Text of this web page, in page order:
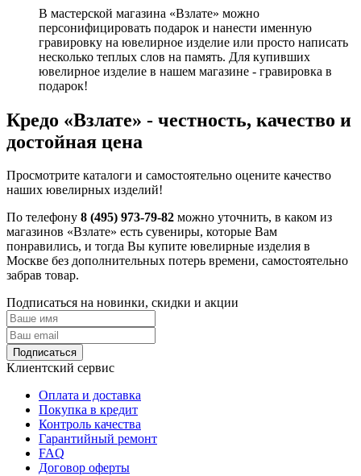
В мастерской магазина «Взлате» можно
персонифицировать подарок и нанести именную
гравировку на ювелирное изделие или просто написать
несколько теплых слов на память. Для купивших
ювелирное изделие в нашем магазине - гравировка в
подарок!
Кредо «Взлате» - честность, качество и
достойная цена
Просмотрите каталоги и самостоятельно оцените качество
наших ювелирных изделий!
По телефону 8 (495) 973-79-82 можно уточнить, в каком из
магазинов «Взлате» есть сувениры, которые Вам
понравились, и тогда Вы купите ювелирные изделия в
Москве без дополнительных потерь времени, самостоятельно
забрав товар.
Подписаться на новинки, скидки и акции
Подписаться
Клиентский сервис
Оплата и доставка
Покупка в кредит
Контроль качества
Гарантийный ремонт
FAQ
Договор оферты